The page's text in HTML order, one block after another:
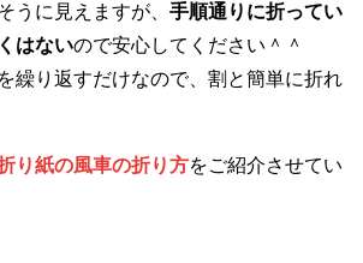
うに見えますが、 手順通りに折ってい
はないので安心してください＾＾
繰り返すだけなので、割と簡単に折れ
り紙の風車の折り方をご紹介させてい